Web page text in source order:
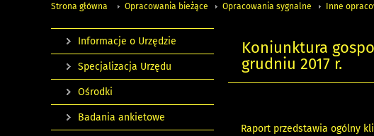
Strona główna Opracowania bieżące Opracowania sygnalne Inne
Koniunktura
grudniu 2017 r.
Raport przedstawia ogólny
Informacje o Urzędzie
Specjalizacja Urzędu
Ośrodki
Badania ankietowe